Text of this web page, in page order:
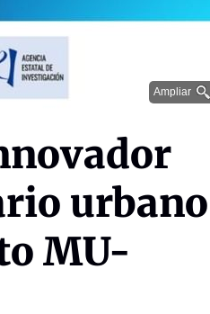
Ampliar
urbano
MU-